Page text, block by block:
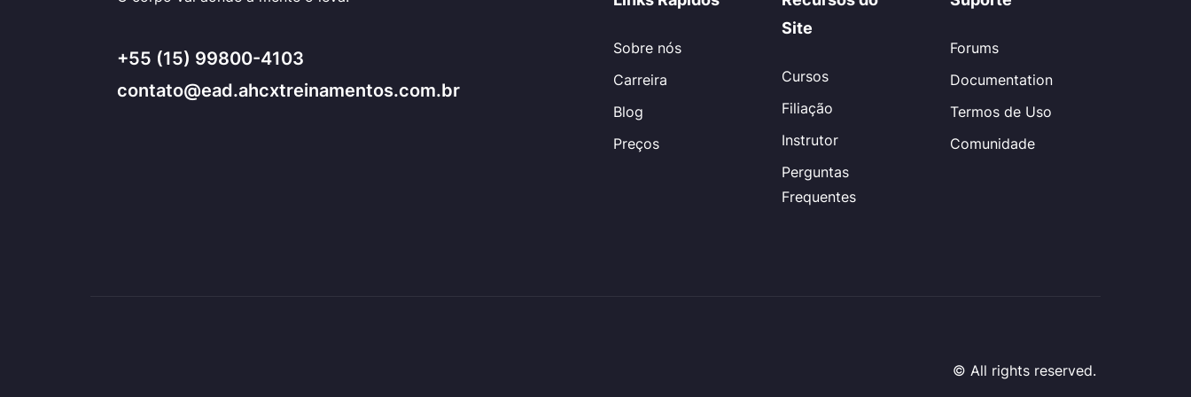
+55 (15) 99800-4103
contato@ead.ahcxtreinamentos.com.br
Sobre nós
Carreira
Blog
Preços
Site
Cursos
Filiação
Instrutor
Perguntas
Frequentes
Forums
Documentation
Termos de Uso
Comunidade
© All rights reserved.